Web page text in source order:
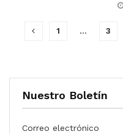
1 … 3
Nuestro Boletín
Correo electrónico